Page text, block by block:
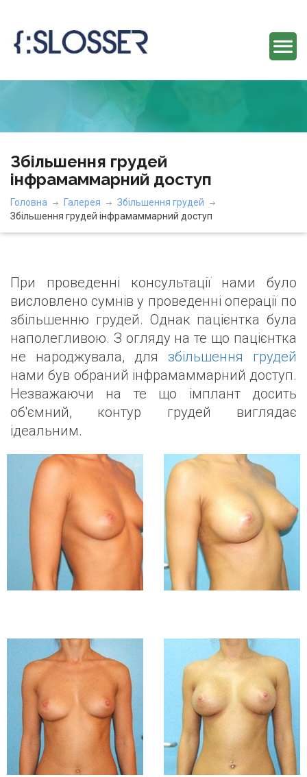
Збільшення грудей
інфрамаммарний доступ
Головна Галерея
Збільшення грудей
Збільшення грудей інфрамаммарний доступ
При проведенні консультації нами було
висловлено сумнів у проведенні операції по
збільшенню грудей. Однак пацієнтка була
наполегливою. З огляду на те що пацієнтка
не народжувала, для збільшення грудей
нами був обраний інфрамаммарний доступ.
Незважаючи на те що імплант досить
об'ємний, контур грудей виглядає
ідеальним.